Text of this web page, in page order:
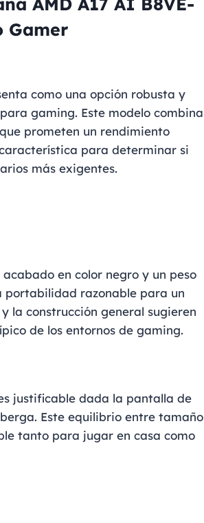
Gamer
como una opción robusta y
gaming. Este modelo combina
prometen un rendimiento
para determinar si
más exigentes.
acabado en color negro y un peso
portabilidad razonable para un
la construcción general sugieren
de los entornos de gaming.
justificable dada la pantalla de
Este equilibrio entre tamaño
tanto para jugar en casa como